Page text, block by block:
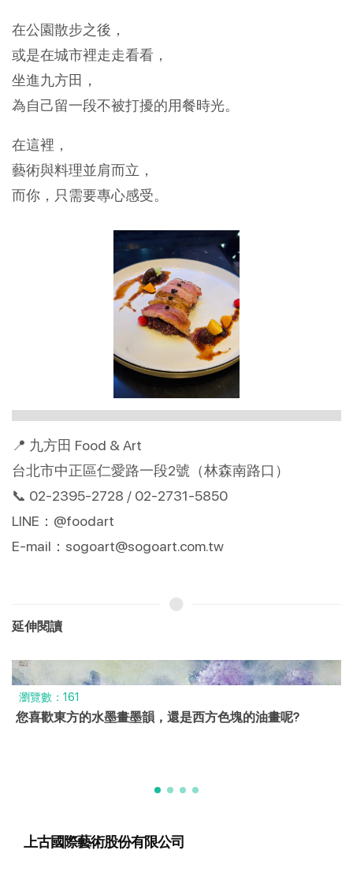
在公園散步之後，
或是在城市裡走走看看，
坐進九方田，
為自己留一段不被打擾的用餐時光。
在這裡，
藝術與料理並肩而立，
而你，只需要專心感受。
📍 九方田 Food & Art
台北市中正區仁愛路一段2號（林森南路口）
📞 02-2395-2728 / 02-2731-5850
LINE：@foodart
E-mail：sogoart@sogoart.com.tw
延伸閱讀
瀏覽數：161
您喜歡東方的水墨畫墨韻，還是西方色塊的油畫呢?
上古國際藝術股份有限公司